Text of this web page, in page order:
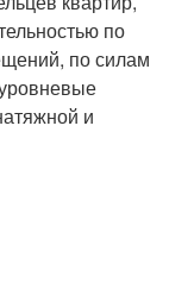
по
по силам
и